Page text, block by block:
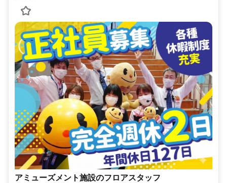
アミューズメント施設のフロアスタッフ